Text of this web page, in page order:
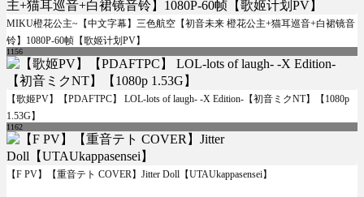
MIKU橙花公主~【中文字幕】三色航空【初音未来 橙花公主+猫耳巡音+白裙镜音
铃】1080P-60帧【歌姬计划PV】
1156
【歌姬PV】【PDAFTPC】 LOL-lots of laugh- -X Edition-【初音ミクNT】【1080p
1.53G】
1162
【F PV】【重音テト COVER】Jitter Doll【UTAUkappasensei】